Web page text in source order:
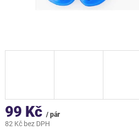
99 Kč / pár
82 Kč bez DPH